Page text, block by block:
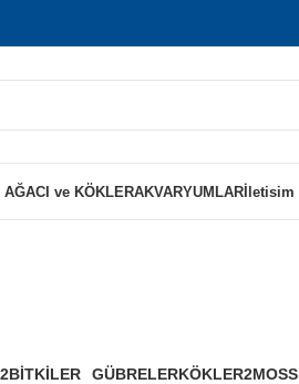
AĞACI ve KÖKLERAKVARYUMLARİletisim
BİTKİLER
GÜBRELERKÖKLER2MOSS